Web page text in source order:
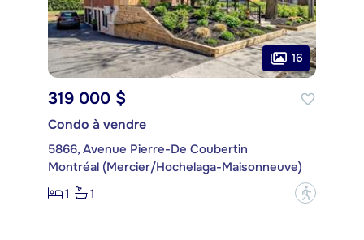
16
319 000 $
Condo à vendre
5866, Avenue Pierre-De Coubertin
Montréal (Mercier/Hochelaga-Maisonneuve)
1
1 ?